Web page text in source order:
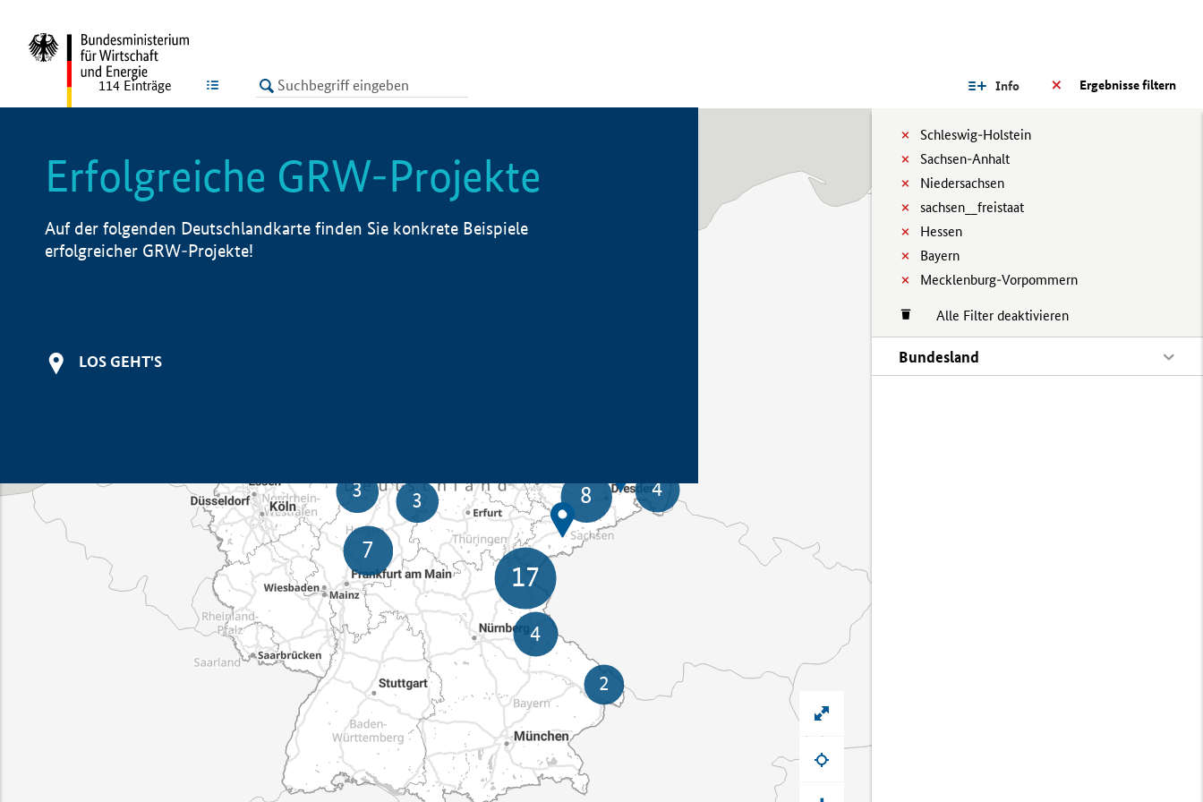
LISTE Ergebnisse filtern
Info
Schleswig-Holstein
Sachsen-Anhalt
Niedersachsen
sachsen__freistaat
Hessen
Bayern
Mecklenburg-Vorpommern
Alle Filter deaktivieren
Bundesland
114 Einträge
Erfolgreiche GRW-Projekte
Auf der folgenden Deutschlandkarte finden Sie konkrete Beispiele
erfolgreicher GRW-Projekte!
LOS GEHT'S